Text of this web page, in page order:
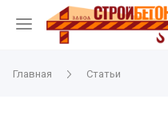
Главная Статьи